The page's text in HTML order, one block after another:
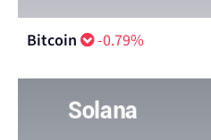
Bitcoin -0.79%